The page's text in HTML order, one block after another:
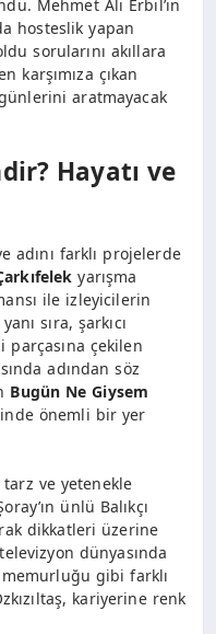
Mehmet Ali Erbil’in
hosteslik yapan
sorularını akıllara
karşımıza çıkan
aratmayacak
Hayatı ve
adını farklı projelerde
yarışma
ile izleyicilerin
sıra, şarkıcı
parçasına çekilen
adından söz
Bugün Ne Giysem
önemli bir yer
tarz ve yetenekle
ünlü Balıkçı
dikkatleri üzerine
dünyasında
gibi farklı
kariyerine renk